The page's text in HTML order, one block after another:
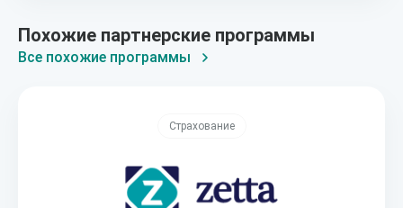
Похожие партнерские программы
Все похожие программы
Страхование